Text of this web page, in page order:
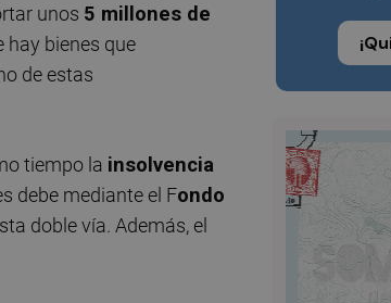
unos 5 millones de
hay bienes que
de estas
tiempo la insolvencia
debe mediante el Fondo
doble vía. Además, el